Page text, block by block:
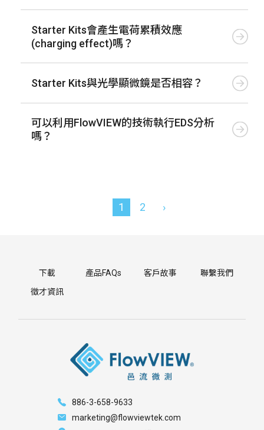
Starter Kits會產生電荷累積效應
(charging effect)嗎？
Starter Kits與光學顯微鏡是否相容？
可以利用FlowVIEW的技術執行EDS分析
嗎？
1 2 ›
下載 產品FAQs 客戶故事
聯繫我們
徵才資訊
886-3-658-9633
marketing@flowviewtek.com